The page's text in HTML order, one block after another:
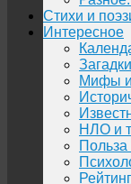
Стихи и
Интересное
Мифы
НЛО и